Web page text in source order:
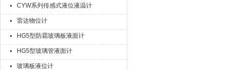
CYW系列传感式液位液温计
雷达物位计
HG5型防霜玻璃板液面计
HG5型玻璃管液面计
玻璃板液位计